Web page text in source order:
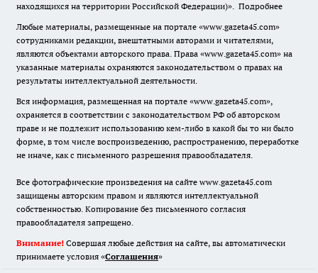
находящихся на территории Российской Федерации)». Подробнее
Любые материалы, размещенные на портале «www.gazeta45.com»
сотрудниками редакции, внештатными авторами и читателями,
являются объектами авторского права. Права «www.gazeta45.com» на
указанные материалы охраняются законодательством о правах на
результаты интеллектуальной деятельности.
Вся информация, размещенная на портале «www.gazeta45.com»,
охраняется в соответствии с законодательством РФ об авторском
праве и не подлежит использованию кем-либо в какой бы то ни было
форме, в том числе воспроизведению, распространению, переработке
не иначе, как с письменного разрешения правообладателя.
Все фотографические произведения на сайте www.gazeta45.com
защищены авторским правом и являются интеллектуальной
собственностью. Копирование без письменного согласия
правообладателя запрещено.
Внимание! Совершая любые действия на сайте, вы автоматически
принимаете условия «Cоглашения»